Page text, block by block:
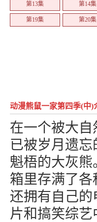
第13集 第14集
第19集 第20集
动漫熊鼠一家第四季(中)
在一个被大
已被岁月遗
魁梧的大灰
箱里存满了
还拥有自己
片和搞笑综